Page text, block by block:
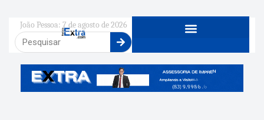
João Pessoa: 7 de agosto de 2026